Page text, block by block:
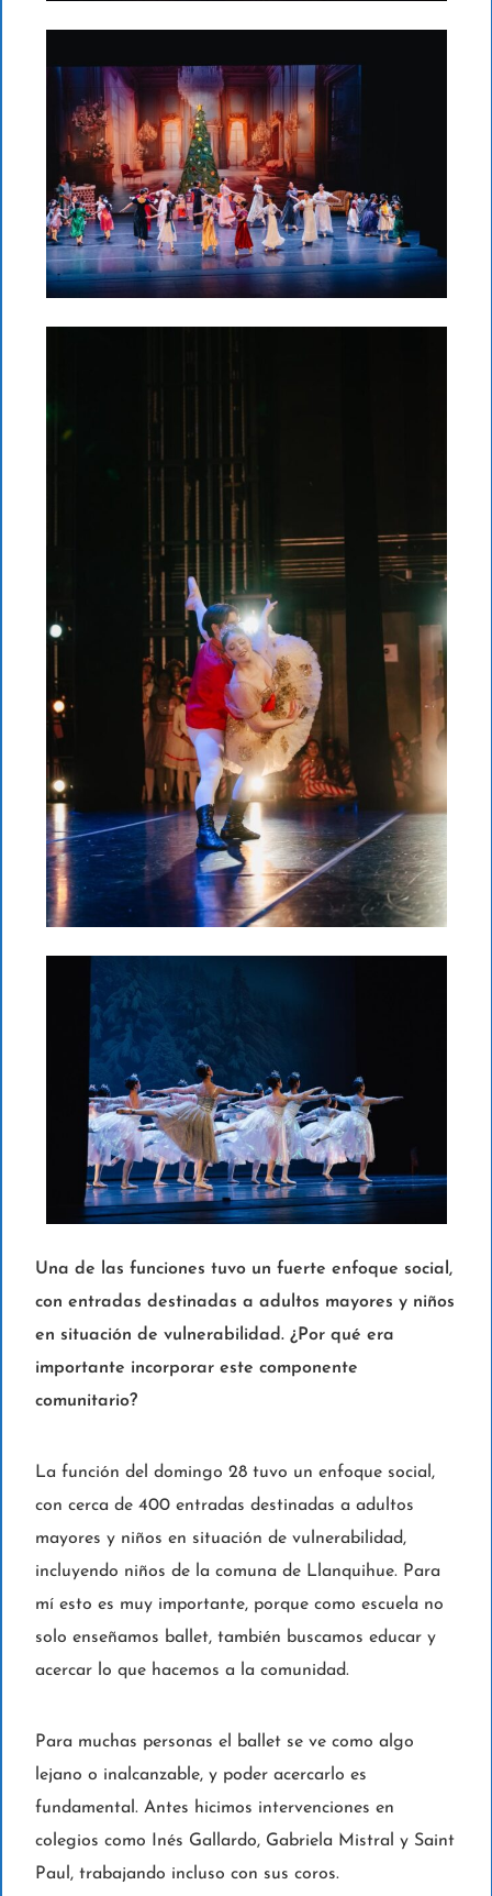
Una de las funciones tuvo un fuerte enfoque social,
con entradas destinadas a adultos mayores y niños
en situación de vulnerabilidad. ¿Por qué era
importante incorporar este componente
comunitario?
La función del domingo 28 tuvo un enfoque social,
con cerca de 400 entradas destinadas a adultos
mayores y niños en situación de vulnerabilidad,
incluyendo niños de la comuna de Llanquihue. Para
mí esto es muy importante, porque como escuela no
solo enseñamos ballet, también buscamos educar y
acercar lo que hacemos a la comunidad.
Para muchas personas el ballet se ve como algo
lejano o inalcanzable, y poder acercarlo es
fundamental. Antes hicimos intervenciones en
colegios como Inés Gallardo, Gabriela Mistral y Saint
Paul, trabajando incluso con sus coros.